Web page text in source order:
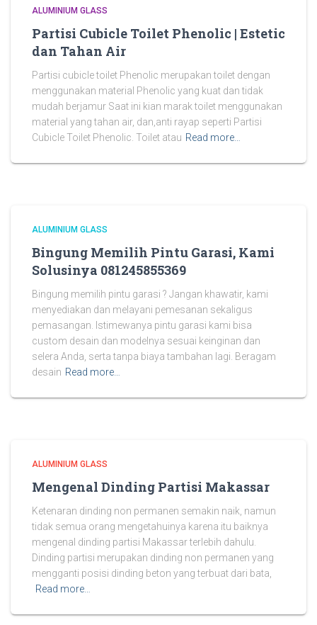
ALUMINIUM GLASS
Partisi Cubicle Toilet Phenolic | Estetic
dan Tahan Air
Partisi cubicle toilet Phenolic merupakan toilet dengan
menggunakan material Phenolic yang kuat dan tidak
mudah berjamur Saat ini kian marak toilet menggunakan
material yang tahan air, dan,anti rayap seperti Partisi
Cubicle Toilet Phenolic. Toilet atau Read more…
ALUMINIUM GLASS
Bingung Memilih Pintu Garasi, Kami
Solusinya 081245855369
Bingung memilih pintu garasi ? Jangan khawatir, kami
menyediakan dan melayani pemesanan sekaligus
pemasangan. Istimewanya pintu garasi kami bisa
custom desain dan modelnya sesuai keinginan dan
selera Anda, serta tanpa biaya tambahan lagi. Beragam
desain Read more…
ALUMINIUM GLASS
Mengenal Dinding Partisi Makassar
Ketenaran dinding non permanen semakin naik, namun
tidak semua orang mengetahuinya karena itu baiknya
mengenal dinding partisi Makassar terlebih dahulu.
Dinding partisi merupakan dinding non permanen yang
mengganti posisi dinding beton yang terbuat dari bata,
Read more…